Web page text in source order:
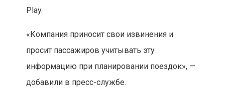
Play.
«Компания приносит свои извинения и
просит пассажиров учитывать эту
информацию при планировании поездок», —
добавили в пресс-службе.